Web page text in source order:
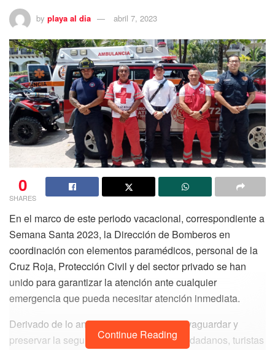
by playa al dia abril 7, 2023
0
SHARES
En el marco de este periodo vacacional, correspondiente a
Semana Santa 2023, la Dirección de Bomberos en
coordinación con elementos paramédicos, personal de la
Cruz Roja, Protección Civil y del sector privado se han
unido para garantizar la atención ante cualquier
emergencia que pueda necesitar atención inmediata.
Derivado de lo anterior y con el fin de salvaguardar y
preservar la seguridad e integridad de ciudadanos, turistas
Continue Reading